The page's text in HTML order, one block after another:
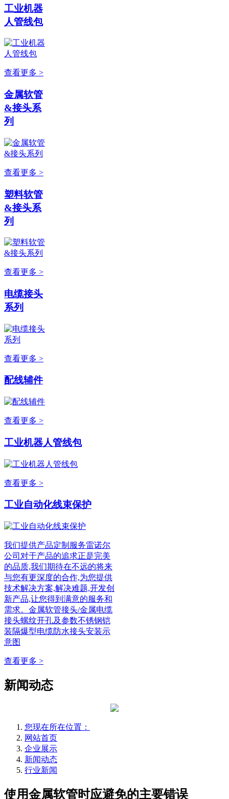
工业机器
人管线包
查看更多 >
金属软管
&接头系
列
查看更多 >
塑料软管
&接头系
列
查看更多 >
电缆接头
系列
查看更多 >
配线辅件
查看更多 >
工业机器人管线包
查看更多 >
工业自动化线束保护
我们提供产品定制服务雷诺尔
公司对于产品的追求正是完美
的品质,我们期待在不远的将来
与您有更深度的合作,为您提供
技术解决方案,解决难题,开发创
新产品,让您得到满意的服务和
需求。金属软管接头/金属电缆
接头螺纹开孔及参数不锈钢铠
装隔爆型电缆防水接头安装示
意图
查看更多 >
新闻动态
您现在所在位置：
网站首页
企业展示
新闻动态
行业新闻
使用金属软管时应避免的主要错误